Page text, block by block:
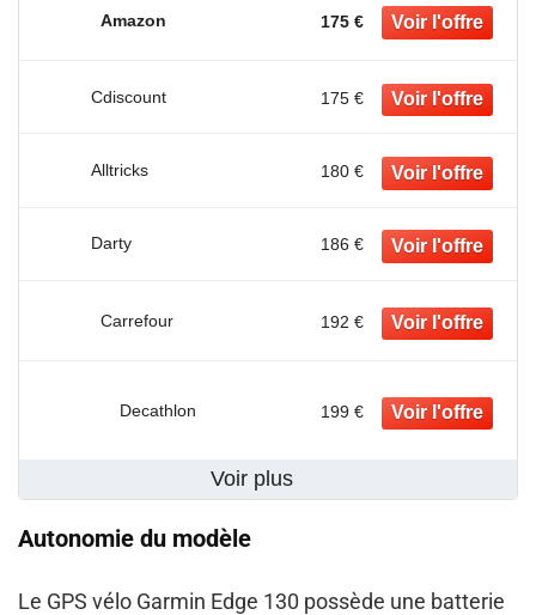
Amazon 175 €
Cdiscount 175 €
Alltricks 180 €
Darty 186 €
Carrefour 192 €
Decathlon 199 €
Voir plus
Autonomie du modèle
Le GPS vélo Garmin Edge 130 possède une batterie